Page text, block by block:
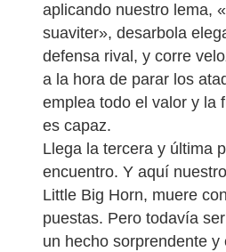
aplicando nuestro lema,
suaviter», desarbola
defensa rival, y corre
a la hora de parar los
emplea todo el valor y la
es capaz.
Llega la tercera y última
encuentro. Y aquí
Little Big Horn, muere
puestas. Pero todavía
un hecho sorprendente